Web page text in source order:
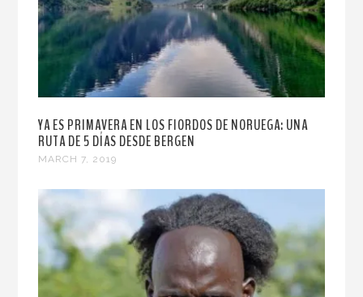
YA ES PRIMAVERA EN LOS FIORDOS DE NORUEGA: UNA
RUTA DE 5 DÍAS DESDE BERGEN
MARCH 7, 2019